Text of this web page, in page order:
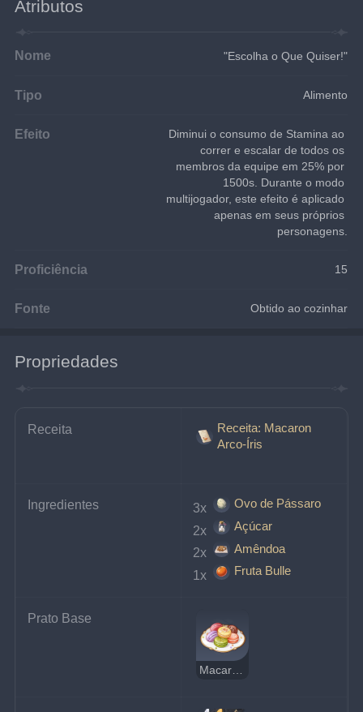
Atributos
Nome "Escolha o Que Quiser!"
Tipo Alimento
Efeito
Diminui o consumo de Stamina ao
correr e escalar de todos os
membros da equipe em 25% por
1500s. Durante o modo
multijogador, este efeito é aplicado
apenas em seus próprios
personagens.
Proficiência 15
Fonte Obtido ao cozinhar
Propriedades
Receita
Receita: Macaron
Arco-Íris
Ingredientes 3x
Ovo de Pássaro
2x
Açúcar
2x
Amêndoa
1x
Fruta Bulle
Prato Base
Macaron Arco-Íris